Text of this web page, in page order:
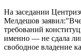
На заседании
Мелдешов
требований
именно — не сдала
свободное владение